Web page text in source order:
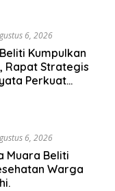
6, 2026
Kumpulkan
Rapat Strategis
Perkuat
6, 2026
Muara Beliti
Warga